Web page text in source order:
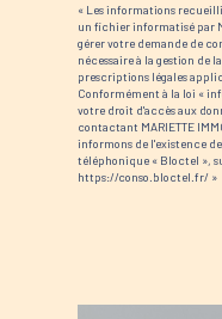
« Les informations
un fichier informatisé par
gérer votre demande de
nécessaire à la gestion de
prescriptions légales
Conformément à la loi «
votre droit d'accès aux
contactant MARIETTE
informons de l'existence
téléphonique « Bloctel »,
https://conso.bloctel.fr/ »